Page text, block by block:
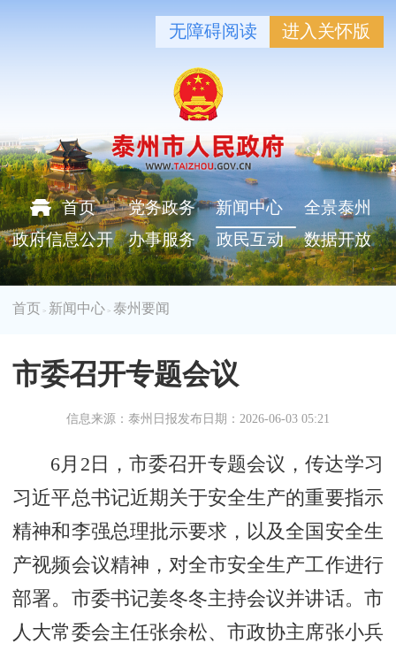
无障碍阅读 进入关怀版
首页 党务政务 新闻中心
全景泰州
政府信息公开
办事服务 政民互动 数据开放
首页 > 新闻中心 >泰州要闻
市委召开专题会议
信息来源：泰州日报发布日期：2026-06-03 05:21
6月2日，市委召开专题会议，传达学习
习近平总书记近期关于安全生产的重要指示
精神和李强总理批示要求，以及全国安全生
产视频会议精神，对全市安全生产工作进行
部署。市委书记姜冬冬主持会议并讲话。市
人大常委会主任张余松、市政协主席张小兵